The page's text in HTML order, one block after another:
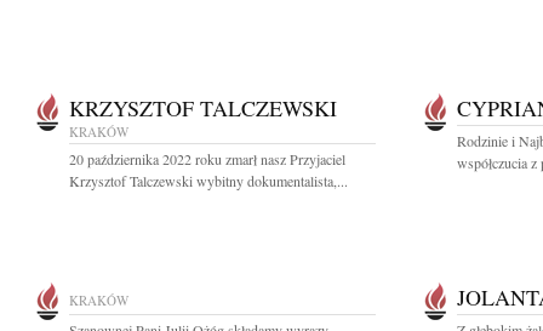
KRZYSZTOF TALCZEWSKI
KRAKÓW
20 października 2022 roku zmarł nasz Przyjaciel
Krzysztof Talczewski wybitny dokumentalista,...
Rodzinie i
współczucia
KRAKÓW